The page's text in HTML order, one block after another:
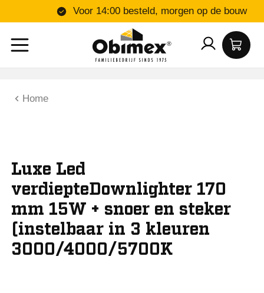
Voor 14:00 besteld, morgen op de
Home
Luxe Led
verdiepteDownlighter 170
mm 15W + snoer en steker
(instelbaar in 3 kleuren
3000/4000/5700K